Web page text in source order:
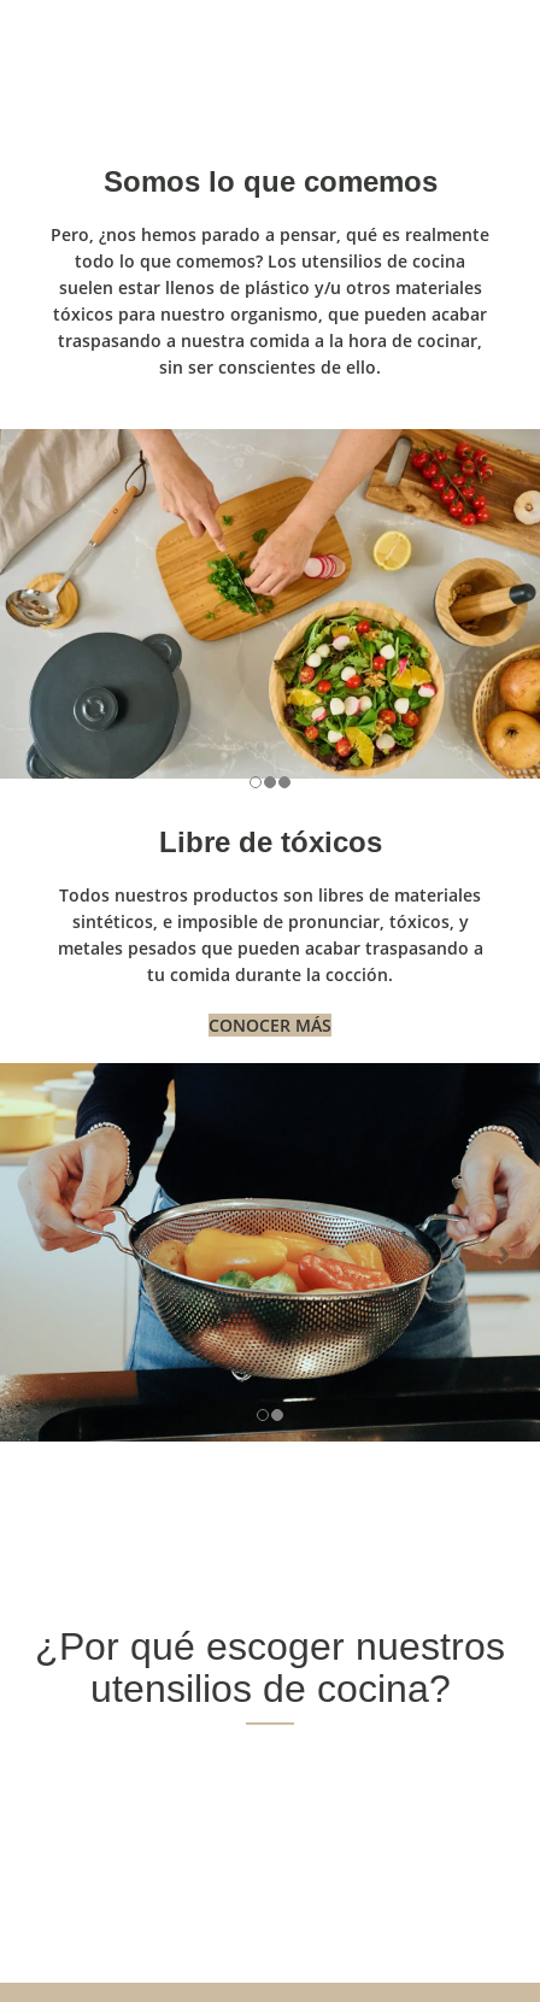
Somos lo que comemos
Pero, ¿nos hemos parado a pensar, qué es realmente
todo lo que comemos? Los utensilios de cocina
suelen estar llenos de plástico y/u otros materiales
tóxicos para nuestro organismo, que pueden acabar
traspasando a nuestra comida a la hora de cocinar,
sin ser conscientes de ello.
Libre de tóxicos
Todos nuestros productos son libres de materiales
sintéticos, e imposible de pronunciar, tóxicos, y
metales pesados que pueden acabar traspasando a
tu comida durante la cocción.
CONOCER MÁS
¿Por qué escoger nuestros
utensilios de cocina?